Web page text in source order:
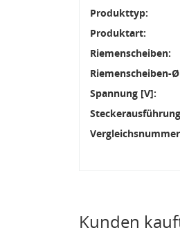
Produkttyp:
Produktart:
Riemenscheiben:
Riemenscheiben-
Spannung [V]:
Kunden